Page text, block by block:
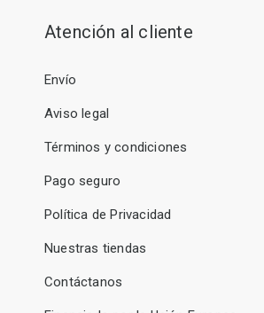
Atención al cliente
Envío
Aviso legal
Términos y condiciones
Pago seguro
Política de Privacidad
Nuestras tiendas
Contáctanos